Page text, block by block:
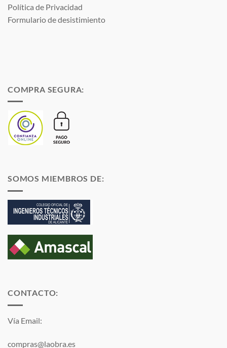
Política de Privacidad
Formulario de desistimiento
COMPRA SEGURA:
SOMOS MIEMBROS DE:
CONTACTO:
Vía Email:
compras@laobra.es